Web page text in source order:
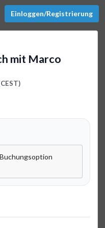
Einloggen/Registrierung
mit Marco